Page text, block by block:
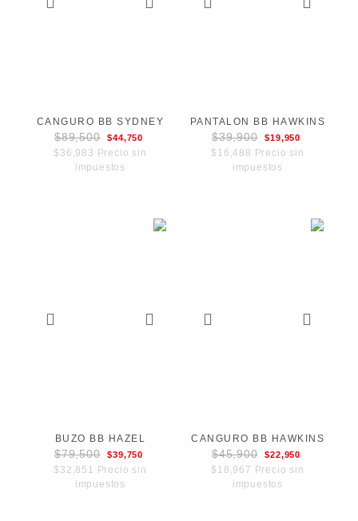
CANGURO BB SYDNEY
$89,500 $44,750
$36,983 Precio sin
impuestos
PANTALON BB HAWKINS
$39,900 $19,950
$16,488 Precio sin
impuestos
BUZO BB HAZEL
$79,500 $39,750
$32,851 Precio sin
impuestos
CANGURO BB HAWKINS
$45,900 $22,950
$18,967 Precio sin
impuestos